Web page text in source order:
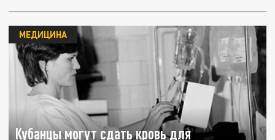
Кубанцы могут сдать кровь для
МЕДИЦИНА